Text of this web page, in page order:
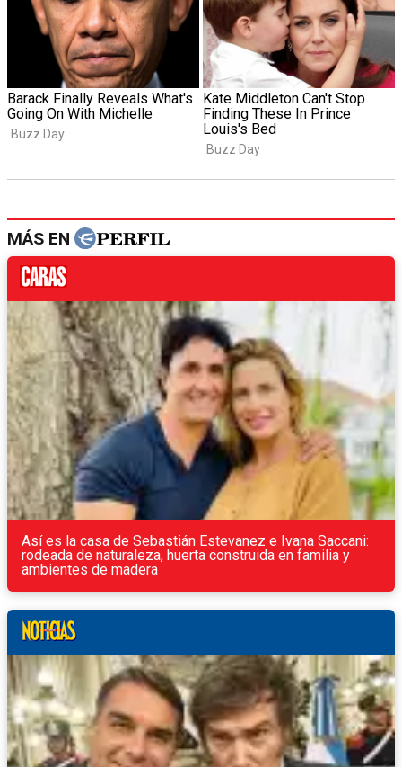
MÁS EN
Así es la casa de Sebastián Estevanez e Ivana Saccani:
rodeada de naturaleza, huerta construida en familia y
ambientes de madera